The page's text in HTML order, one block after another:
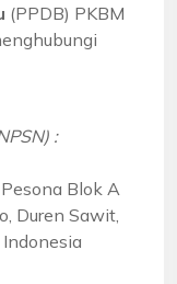
(PPDB) PKBM
:
Blok A
Duren Sawit,